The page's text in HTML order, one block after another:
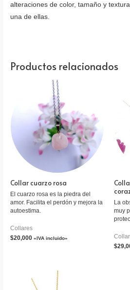
alteraciones de color, tamaño y
una de ellas.
Productos relacionados
Collar cuarzo rosa
El cuarzo rosa es la piedra del
amor. Facilita el perdón y mejora la
autoestima.
Collares
$20,000 «IVA incluido»
La
muy
$